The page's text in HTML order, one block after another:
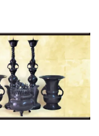
衣・裳附
袍・間衣
袢・裾除け
納
蓋・瓔珞・吊金具
香炉・花瓶・火立
器・供笥・供物